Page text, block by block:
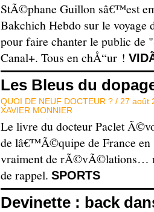
StÃ©phane Guillon sâ€™est
Bakchich Hebdo sur le
pour faire chanter le public de
Canal+. Tous en chÅ“ur !
Les Bleus du
QUOI DE NEUF DOCTEUR ? / 27 août
XAVIER MONNIER
Le livre du docteur Paclet
de lâ€™Ã©quipe de France en
vraiment de rÃ©vÃ©lations…
de rappel. SPORTS
Devinette : back